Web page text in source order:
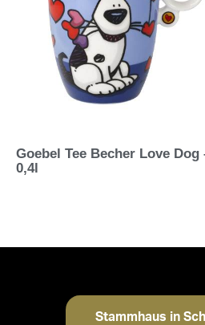
Goebel Tee Becher Love Dog
0,4l
Stammhaus in